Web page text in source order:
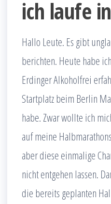
ich laufe
Hallo Leute. Es gibt
berichten. Heute habe
Erdinger Alkoholfrei
Startplatz beim Berlin
habe. Zwar wollte ich
auf meine
aber diese einmalige
nicht entgehen lassen.
die bereits geplanten